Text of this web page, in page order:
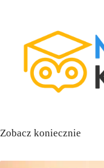
Zobacz koniecznie